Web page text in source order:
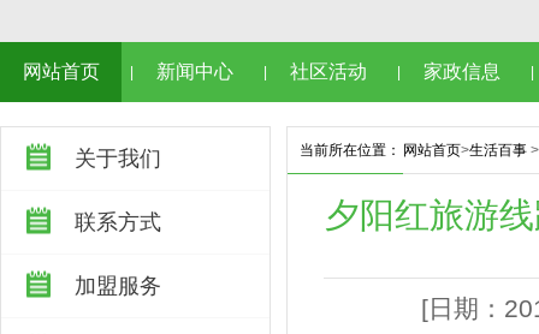
网站首页 新闻中心 社区活动 家政信息
关于我们
联系方式
加盟服务
当前所在位置： 网站首页>生活百事
夕阳红旅游
[日期：